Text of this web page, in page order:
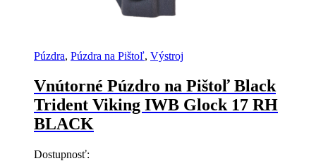
Púzdra, Púzdra na Pištoľ, Výstroj
Vnútorné Púzdro na Pištoľ Black
Trident Viking IWB Glock 17 RH
BLACK
Dostupnosť: